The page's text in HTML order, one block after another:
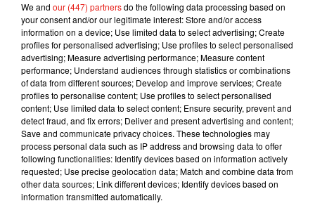
en cliquant sur le bouton ci-dessous.
Afficher l'élément
Roberto reviendra sur la phénomènale contribution de
Roberto Roena à l'univers de la salsa dans l'émission
Domingo Salseros, dimanche 26 septembre à 20h.
Musique
We and our (447) partnersdo the following data processing based on
your consent and/or our legitimate interest: Store and/or access
information on a device; Use limited data to select advertising; Create
profiles for personalised advertising; Use profiles to select personalised
advertising; Measure advertising performance; Measure content
performance; Understand audiences through statistics or combinations
of data from different sources; Develop and improve services; Create
profiles to personalise content; Use profiles to select personalised
content; Use limited data to select content; Ensure security, prevent and
detect fraud, and fix errors; Deliver and present advertising and content;
Save and communicate privacy choices. These technologies may
process personal data such as IP address and browsing data to offer
following functionalities: Identify devices based on information actively
requested; Use precise geolocation data; Match and combine data from
other data sources; Link different devices; Identify devices based on
information transmitted automatically.